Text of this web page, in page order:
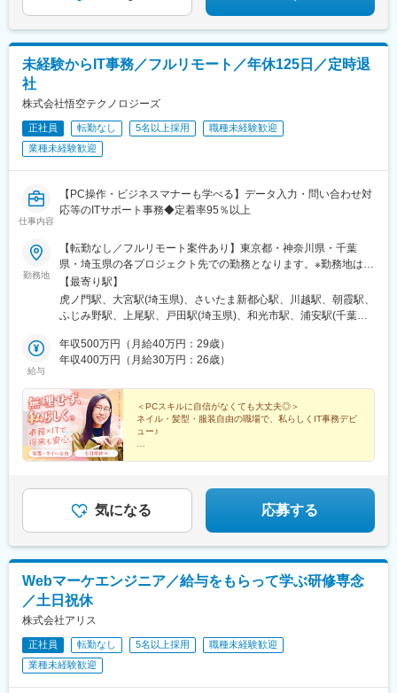
駅、東村山駅、京急蒲田駅、下神明駅、牛田駅(東京都)、豊島園駅
駅、京王多摩川駅、稲荷町駅(東京都)、川崎駅、西横浜駅、新高島
駅、逸見駅、武蔵小杉駅、登戸駅、平沼橋駅、北与野駅、本川越
ランド・ステーション駅、国府台駅、京成千葉駅、京成船橋駅、
座一丁目駅、下落合駅、府中本町駅、岩本町駅、立川南駅、高輪
ゲートウェイ駅、新宿駅(東京メトロ)、京成上野駅、星川駅、高島
未経験からIT事務／フルリモート／年休125日／定時退
社
株式会社悟空テクノロジーズ
正社員 転勤なし 5名以上採用
職種未経験歓迎
業種未経験歓迎
仕事内容
【PC操作・ビジネスマナーも学べる】データ入力・問い合わせ対
応等のITサポート事務◆定着率95％以上
勤務地
【転勤なし／フルリモート案件あり】東京都・神奈川県・千葉
県・埼玉県の各プロジェクト先での勤務となります。※勤務地はご
希望を考慮いたします。※在宅案件も多数！プライベートも大切に
しながら働けます♪＜本社＞東京都港区虎ノ門1-12-1 虎ノ門第一
法規ビル2F※受動喫煙対策：屋内全面禁煙★仲間と過ごせる帰社
機会（「悟空でゴクゥ」やイベント）を設けています。自由に食
べ飲みをしたり、ゲームをしたり、趣味の話をしたり。「今の現
り。些細なことでも情報交換できるので、安心して仕事に取り組
めます！事業拡大に向けて10名以上の積極採用！☆★Instagram
で、メンバーや会社のことについて発信中☆★
【最寄り駅】
虎ノ門駅、大宮駅(埼玉県)、さいたま新都心駅、川越駅、朝霞駅、
ふじみ野駅、上尾駅、戸田駅(埼玉県)、和光市駅、浦安駅(千葉
駅、舞浜駅、印西牧の原駅、船橋駅、市川駅、我孫子駅、横浜
駅、京急川崎駅、天王町駅、さがみ野駅、みなとみらい駅、横須
駅、鴨居駅、昭島駅、上北台駅、久米川駅、多摩センター駅、調
布駅、荻窪駅、豊島園駅(都営線)、聖蹟桜ケ丘駅、八王子駅、吉祥
寺駅、三鷹駅、上石神井駅、府中競馬正門前駅、立川北駅、武蔵
引田駅、日野駅(東京都)、東京駅、新宿駅、渋谷駅、上野駅、品川
駅、秋葉原駅、東銀座駅、新橋駅、六本木駅、恵比寿駅、高田馬
千住駅、錦糸町駅、立川駅、府中駅(東京都)、虎ノ門ヒルズ駅、北
与野駅、本川越駅、愛宕駅(千葉県)、京成千葉駅、幕張駅、本八幡
駅(都営線)、東京ディズニーランド・ステーション駅、京成船橋
駅、神泉駅、稲荷町駅(東京都)、高輪台駅、末広町駅(東京都)、銀
座駅、汐留駅、六本木一丁目駅、代官山駅、西早稲田駅、祐天寺
駅、赤羽岩淵駅、下神明駅、京急蒲田駅、牛田駅(東京都)、住吉駅
トゲートウェイ・ステーション駅、東海神駅、市川真間駅、高島
町駅、星川駅、練馬駅、府中本町駅、立川南駅、京橋駅(東京都)、
給与
年収500万円（月給40万円：29歳）
年収400万円（月給30万円：26歳）
＜PCスキルに自信がなくても大丈夫◎＞
ネイル・髪型・服装自由の職場で、私らしくIT事務デビ
ュー♪
＃年休125日以上＆残業ほぼなし！
気になる 応募する
Webマーケエンジニア／給与をもらって学ぶ研修専念
／土日祝休
株式会社アリス
正社員 転勤なし 5名以上採用
職種未経験歓迎
業種未経験歓迎